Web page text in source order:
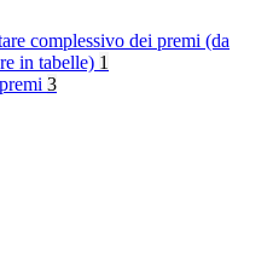
complessivo dei premi (da
in tabelle) 1
3